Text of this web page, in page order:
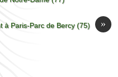
»
à Paris-Parc de Bercy (75)